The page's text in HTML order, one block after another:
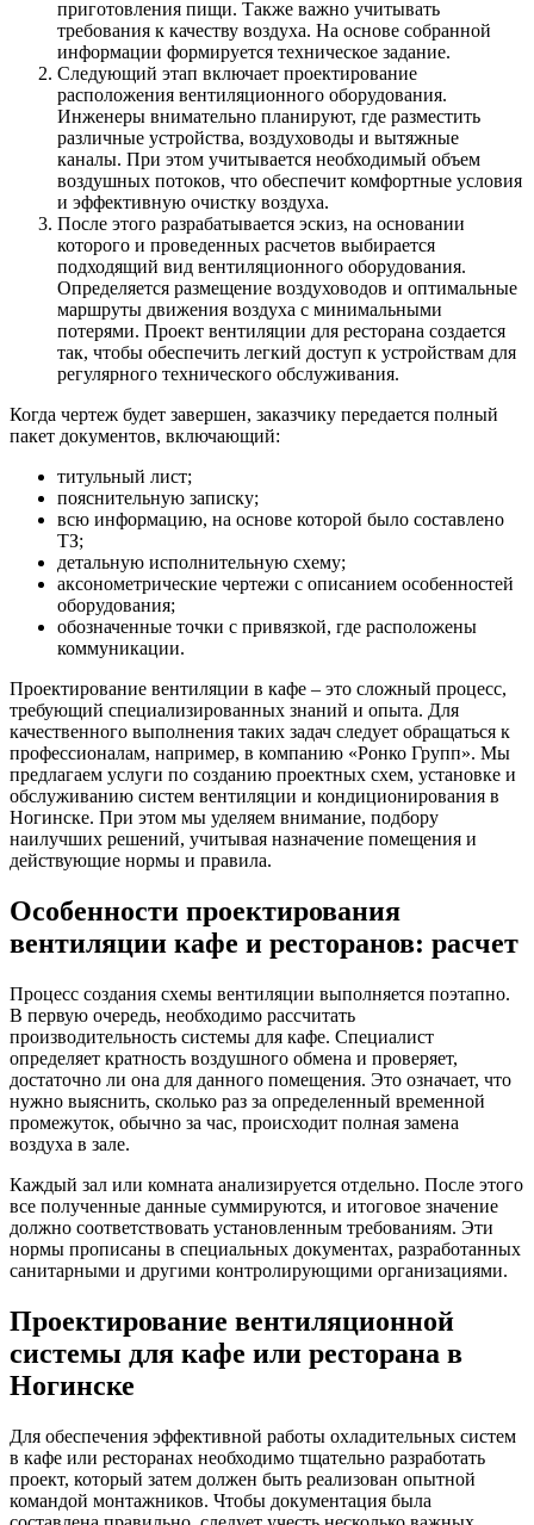
приготовления пищи. Также важно учитывать
требования к качеству воздуха. На основе собранной
информации формируется техническое задание.
Следующий этап включает проектирование
расположения вентиляционного оборудования.
Инженеры внимательно планируют, где разместить
различные устройства, воздуховоды и вытяжные
каналы. При этом учитывается необходимый объем
воздушных потоков, что обеспечит комфортные условия
и эффективную очистку воздуха.
После этого разрабатывается эскиз, на основании
которого и проведенных расчетов выбирается
подходящий вид вентиляционного оборудования.
Определяется размещение воздуховодов и оптимальные
маршруты движения воздуха с минимальными
потерями. Проект вентиляции для ресторана создается
так, чтобы обеспечить легкий доступ к устройствам для
регулярного технического обслуживания.
Когда чертеж будет завершен, заказчику передается полный
пакет документов, включающий:
титульный лист;
пояснительную записку;
всю информацию, на основе которой было составлено
ТЗ;
детальную исполнительную схему;
аксонометрические чертежи с описанием особенностей
оборудования;
обозначенные точки с привязкой, где расположены
коммуникации.
Проектирование вентиляции в кафе – это сложный процесс,
требующий специализированных знаний и опыта. Для
качественного выполнения таких задач следует обращаться к
профессионалам, например, в компанию «Ронко Групп». Мы
предлагаем услуги по созданию проектных схем, установке и
обслуживанию систем вентиляции и кондиционирования в
Ногинске. При этом мы уделяем внимание, подбору
наилучших решений, учитывая назначение помещения и
действующие нормы и правила.
Особенности проектирования
вентиляции кафе и ресторанов: расчет
Процесс создания схемы вентиляции выполняется поэтапно.
В первую очередь, необходимо рассчитать
производительность системы для кафе. Специалист
определяет кратность воздушного обмена и проверяет,
достаточно ли она для данного помещения. Это означает, что
нужно выяснить, сколько раз за определенный временной
промежуток, обычно за час, происходит полная замена
воздуха в зале.
Каждый зал или комната анализируется отдельно. После этого
все полученные данные суммируются, и итоговое значение
должно соответствовать установленным требованиям. Эти
нормы прописаны в специальных документах, разработанных
санитарными и другими контролирующими организациями.
Проектирование вентиляционной
системы для кафе или ресторана в
Ногинске
Для обеспечения эффективной работы охладительных систем
в кафе или ресторанах необходимо тщательно разработать
проект, который затем должен быть реализован опытной
командой монтажников. Чтобы документация была